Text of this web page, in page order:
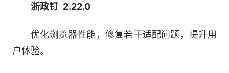
浙政钉 2.22.0
优化浏览器性能，修复若干适配问题，提升用
户体验。